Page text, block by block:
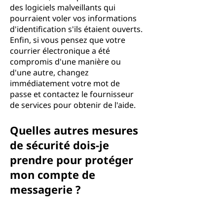
des logiciels malveillants qui
pourraient voler vos informations
d'identification s'ils étaient ouverts.
Enfin, si vous pensez que votre
courrier électronique a été
compromis d'une manière ou
d'une autre, changez
immédiatement votre mot de
passe et contactez le fournisseur
de services pour obtenir de l'aide.
Quelles autres mesures
de sécurité dois-je
prendre pour protéger
mon compte de
messagerie ?